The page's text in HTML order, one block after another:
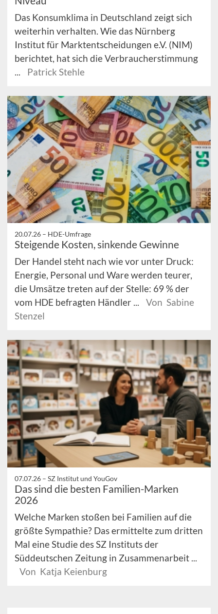
Das Konsumklima in Deutschland zeigt sich
weiterhin verhalten. Wie das Nürnberg
Institut für Marktentscheidungen e.V. (NIM)
berichtet, hat sich die Verbraucherstimmung
...
Patrick Stehle
20.07.26 – HDE-Umfrage
Steigende Kosten, sinkende Gewinne
Der Handel steht nach wie vor unter Druck:
Energie, Personal und Ware werden teurer,
die Umsätze treten auf der Stelle: 69 % der
vom HDE befragten Händler ...
Von Sabine
Stenzel
07.07.26 – SZ Institut und YouGov
Das sind die besten Familien-Marken
2026
Welche Marken stoßen bei Familien auf die
größte Sympathie? Das ermittelte zum dritten
Mal eine Studie des SZ Instituts der
Süddeutschen Zeitung in Zusammenarbeit ...
Von Katja Keienburg